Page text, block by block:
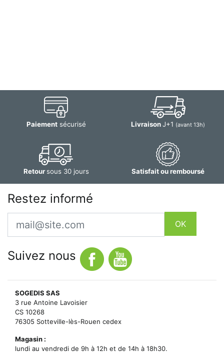
Paiementsécurisé LivraisonJ+1 (avant 13h)
Retoursous 30 jours Satisfait ou remboursé
Restez informé
Email
OK
Suivez nous
SOGEDIS SAS
3 rue Antoine Lavoisier
CS 10268
76305 Sotteville-lès-Rouen cedex
Magasin :
lundi au vendredi de 9h à 12h et de 14h à 18h30.